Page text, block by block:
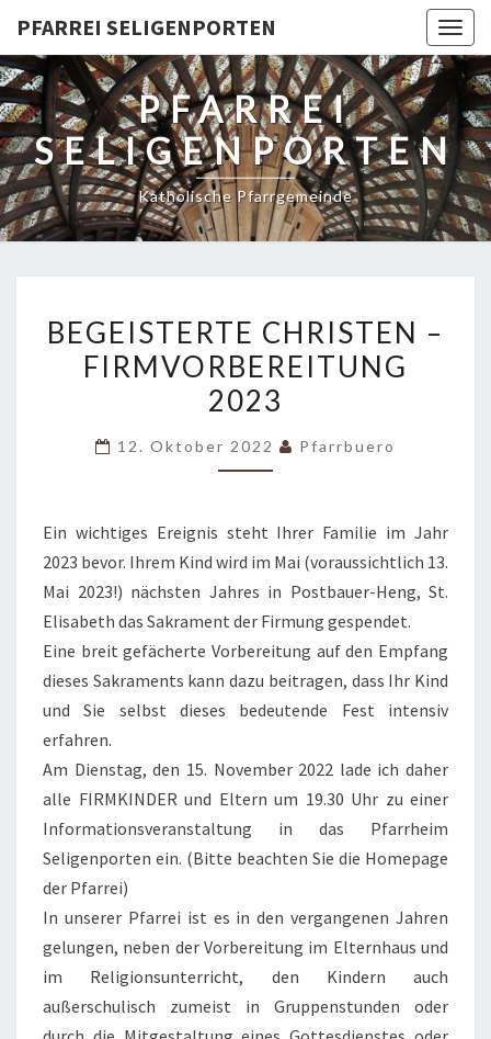
PFARREI SELIGENPORTEN
PFARREI
SELIGENPORTEN
Katholische Pfarrgemeinde
CHRISTEN
–
FIRMVORBEREITUNG
BEGEISTERTE CHRISTEN –
FIRMVORBEREITUNG
2023
12. Oktober 2022 Pfarrbuero
Ein wichtiges Ereignis steht Ihrer Familie im Jahr
2023 bevor. Ihrem Kind wird im Mai (voraussichtlich 13.
Mai 2023!) nächsten Jahres in Postbauer-Heng, St.
Elisabeth das Sakrament der Firmung gespendet.
Eine breit gefächerte Vorbereitung auf den Empfang
dieses Sakraments kann dazu beitragen, dass Ihr Kind
und Sie selbst dieses bedeutende Fest intensiv
erfahren.
Am Dienstag, den 15. November 2022 lade ich daher
alle FIRMKINDER und Eltern um 19.30 Uhr zu einer
Informationsveranstaltung in das Pfarrheim
Seligenporten ein. (Bitte beachten Sie die Homepage
der Pfarrei)
In unserer Pfarrei ist es in den vergangenen Jahren
gelungen, neben der Vorbereitung im Elternhaus und
im Religionsunterricht, den Kindern auch
außerschulisch zumeist in Gruppenstunden oder